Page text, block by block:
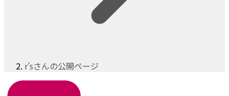
r’sさんの公開ページ